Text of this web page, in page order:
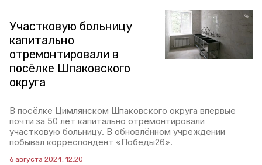
Участковую больницу
капитально
отремонтировали в
посëлке Шпаковского
округа
В посëлке Цимлянском Шпаковского округа впервые
почти за 50 лет капитально отремонтировали
участковую больницу. В обновлëнном учреждении
побывал корреспондент «Победы26».
6 августа 2024, 12:20